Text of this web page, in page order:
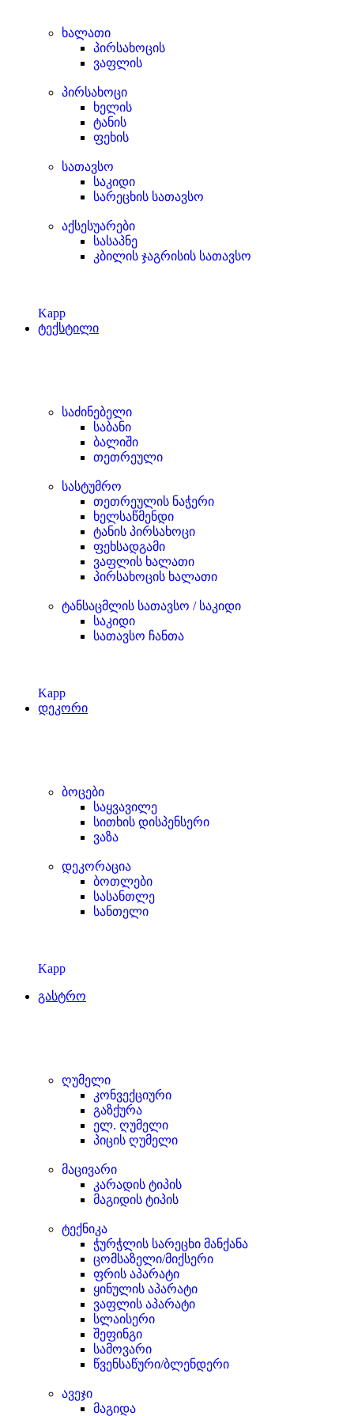
ხალათი
პირსახოცის
ვაფლის
პირსახოცი
ხელის
ტანის
ფეხის
სათავსო
საკიდი
სარეცხის სათავსო
აქსესუარები
სასაპნე
კბილის ჯაგრისის სათავსო
Kapp
ტექსტილი
საძინებელი
საბანი
ბალიში
თეთრეული
სასტუმრო
თეთრეულის ნაჭერი
ხელსაწმენდი
ტანის პირსახოცი
ფეხსადგამი
ვაფლის ხალათი
პირსახოცის ხალათი
ტანსაცმლის სათავსო / საკიდი
საკიდი
სათავსო ჩანთა
Kapp
დეკორი
ბოცები
საყვავილე
სითხის დისპენსერი
ვაზა
დეკორაცია
ბოთლები
სასანთლე
სანთელი
Kapp
გასტრო
ღუმელი
კონვექციური
გაზქურა
ელ. ღუმელი
პიცის ღუმელი
მაცივარი
კარადის ტიპის
მაგიდის ტიპის
ტექნიკა
ჭურჭლის სარეცხი მანქანა
ცომსაზელი/მიქსერი
ფრის აპარატი
ყინულის აპარატი
ვაფლის აპარატი
სლაისერი
შეფინგი
სამოვარი
წვენსაწური/ბლენდერი
ავეჯი
მაგიდა